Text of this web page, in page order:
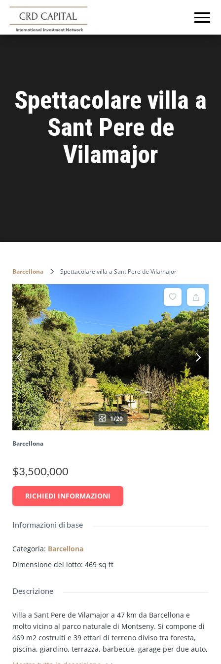
Spettacolare villa a
Sant Pere de
Vilamajor
Barcellona Spettacolare villa a Sant Pere de Vilamajor
1/20
Barcellona
$3,500,000
RICHIEDI INFORMAZIONI
Informazioni di base
Categoria: Barcellona
Dimensione del lotto: 469 sq ft
Descrizione
Villa a Sant Pere de Vilamajor a 47 km da Barcellona e
molto vicino al parco naturale di Montseny. Si compone di
469 m2 costruiti e 39 ettari di terreno diviso tra foresta,
piscina, giardino, terrazza, barbecue, garage per due auto,
locale caldaia e zona lavanderia.